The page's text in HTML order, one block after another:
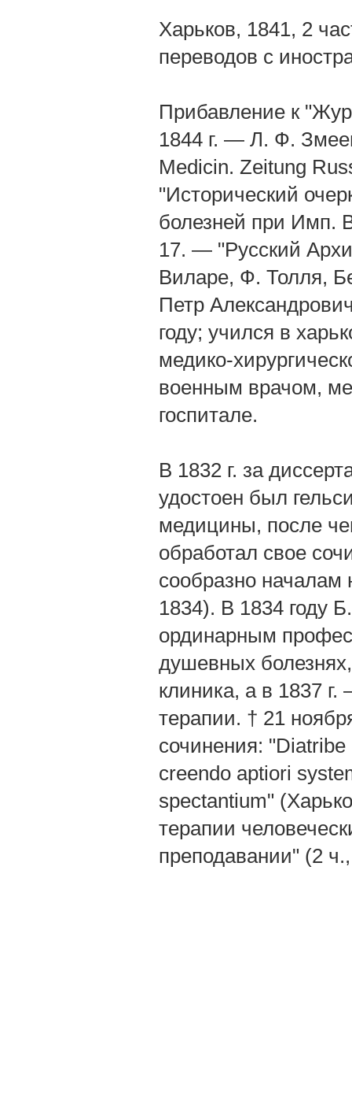
Харьков, 1841, 2
переводов с
Прибавление к
1844 г. — Л. Ф.
Medicin. Zeitung
"Исторический
болезней при Имп.
17. — "Русский
Виларе, Ф. Толля,
Петр
году; учился в
медико-
военным врачом,
госпитале.
В 1832 г. за
удостоен был
медицины, после
обработал свое
сообразно
1834). В 1834 году
ординарным
душевных
клиника, а в 1837
терапии. † 21
сочинения:
creendo aptiori
spectantium"
терапии
преподавании" (2